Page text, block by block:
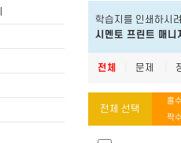
학습지를 인쇄하시
시멘토 프린트 매니
전체 문제
전체 선택
홀
짝